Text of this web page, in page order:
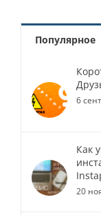
Популярное
6
Как
20